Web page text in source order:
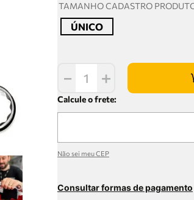
TAMANHO CADASTRO
ÚNICO
＋
－
Não sei meu CEP
Consultar formas de pagamento